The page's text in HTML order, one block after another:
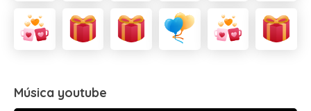
Música youtube